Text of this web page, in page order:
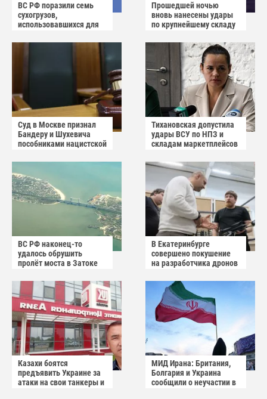
ВС РФ поразили семь
сухогрузов,
использовавшихся для
Прошедшей ночью
вновь нанесены удары
по крупнейшему складу
маркетплейса Rozetka
Суд в Москве признал
Бандеру и Шухевича
пособниками нацистской
Тихановская допустила
удары ВСУ по НПЗ и
складам маркетплейсов
ВС РФ наконец-то
удалось обрушить
пролёт моста в Затоке
В Екатеринбурге
совершено покушение
на разработчика дронов
Казахи боятся
предъявить Украине за
атаки на свои танкеры и
МИД Ирана: Британия,
Болгария и Украина
сообщили о неучастии в